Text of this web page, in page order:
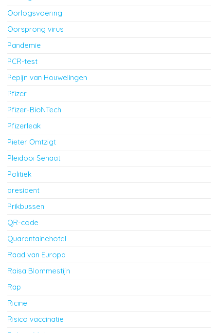
Oorlogsvoering
Oorsprong virus
Pandemie
PCR-test
Pepijn van Houwelingen
Pfizer
Pfizer-BioNTech
Pfizerleak
Pieter Omtzigt
Pleidooi Senaat
Politiek
president
Prikbussen
QR-code
Quarantainehotel
Raad van Europa
Raisa Blommestijn
Rap
Ricine
Risico vaccinatie